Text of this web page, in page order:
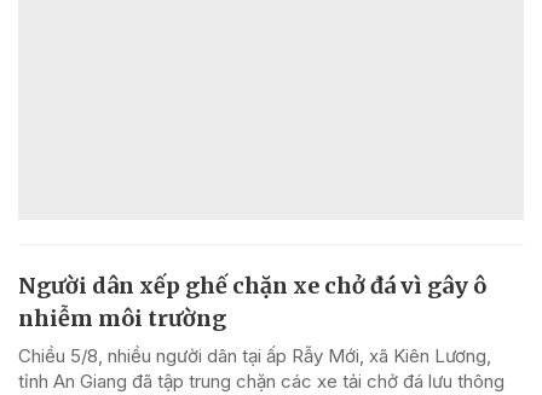
Người dân xếp ghế chặn xe chở đá vì gây ô
nhiễm môi trường
Chiều 5/8, nhiều người dân tại ấp Rẫy Mới, xã Kiên Lương,
tỉnh An Giang đã tập trung chặn các xe tải chở đá lưu thông